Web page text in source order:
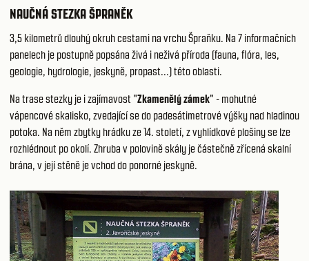
NAUČNÁ STEZKA ŠPRANĚK
3,5 kilometrů dlouhý okruh cestami na vrchu Špraňku. Na 7 informačních
panelech je postupně popsána živá i neživá příroda (fauna, flóra, les,
geologie, hydrologie, jeskyně, propast...) této oblasti.
Na trase stezky je i zajímavost "Zkamenělý zámek" - mohutné
vápencové skalisko, zvedající se do padesátimetrové výšky nad hladinou
potoka. Na něm zbytky hrádku ze 14. století, z vyhlídkové plošiny se lze
rozhlédnout po okolí. Zhruba v polovině skály je částečně zřícená skalní
brána, v její stěně je vchod do ponorné jeskyně.